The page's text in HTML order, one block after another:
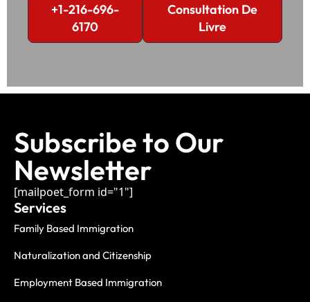
+1-216-696-
6170
Consultation De
Livre
Subscribe to Our
Newsletter
[mailpoet_form id="1"]
Services
Family Based Immigration
Naturalization and Citizenship
Employment Based Immigration